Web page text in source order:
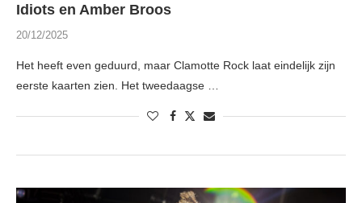
Idiots en Amber Broos
20/12/2025
Het heeft even geduurd, maar Clamotte Rock laat eindelijk zijn
eerste kaarten zien. Het tweedaagse …